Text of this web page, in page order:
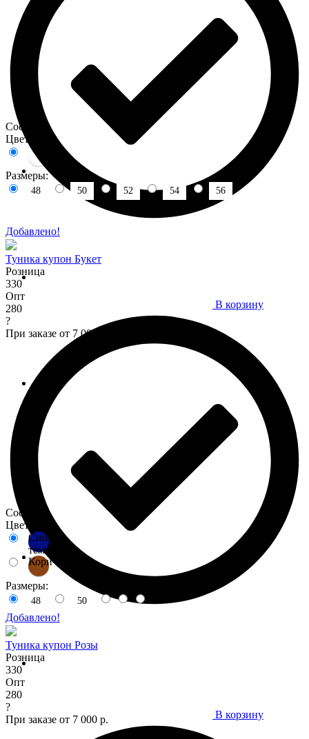
Добавлено!
Состав :
Цвета:
Размеры:
48 50 52 54 56
В корзину
Добавлено!
Состав :
Цвета:
Синий
тёмный
Коричневый
Размеры:
48 50
В корзину
Туника купон Букет
Розница
330
Опт
280
?
При заказе от 7 000 р.
Туника купон Розы
Розница
330
Опт
280
?
При заказе от 7 000 р.